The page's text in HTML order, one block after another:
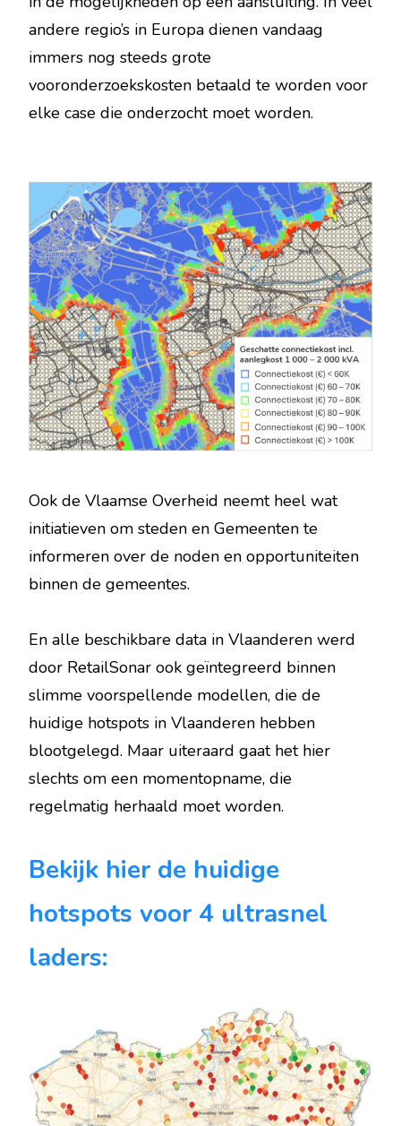
andere regio’s in Europa dienen vandaag
immers nog steeds grote
vooronderzoekskosten betaald te worden voor
elke case die onderzocht moet worden.
Ook de Vlaamse Overheid neemt heel wat
initiatieven om steden en Gemeenten te
informeren over de noden en opportuniteiten
binnen de gemeentes.
En alle beschikbare data in Vlaanderen werd
door RetailSonar ook geïntegreerd binnen
slimme voorspellende modellen, die de
huidige hotspots in Vlaanderen hebben
blootgelegd. Maar uiteraard gaat het hier
slechts om een momentopname, die
regelmatig herhaald moet worden.
Bekijk hier de huidige
hotspots voor 4 ultrasnel
laders: